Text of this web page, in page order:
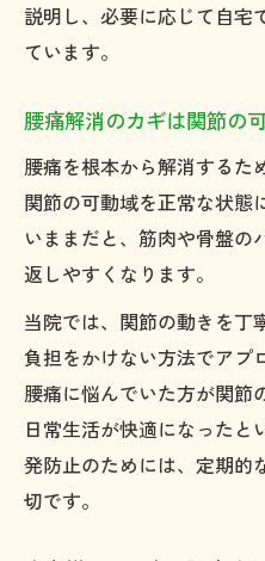
説明し、必要に応じて自宅
ています。
腰痛解消のカギは関節の
腰痛を根本から解消するた
関節の可動域を正常な状態
いままだと、筋肉や骨盤の
返しやすくなります。
当院では、関節の動きを丁
負担をかけない方法でアプ
腰痛に悩んでいた方が関節
日常生活が快適になった
発防止のためには、定期的
切です。